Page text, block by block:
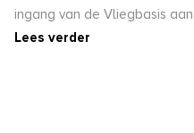
ingang van de Vliegbasis
Lees verder